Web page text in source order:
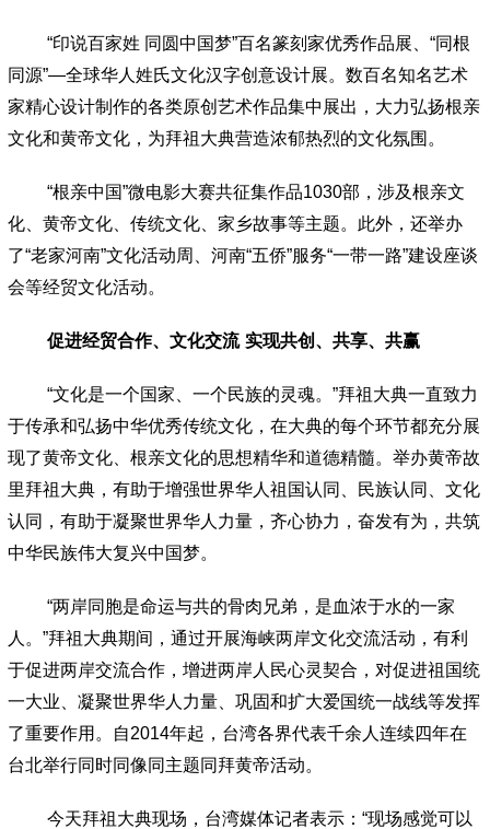
“印说百家姓 同圆中国梦”百名篆刻家优秀作品展、“同根
同源”—全球华人姓氏文化汉字创意设计展。数百名知名艺术
家精心设计制作的各类原创艺术作品集中展出，大力弘扬根亲
文化和黄帝文化，为拜祖大典营造浓郁热烈的文化氛围。
“根亲中国”微电影大赛共征集作品1030部，涉及根亲文
化、黄帝文化、传统文化、家乡故事等主题。此外，还举办
了“老家河南”文化活动周、河南“五侨”服务“一带一路”建设座谈
会等经贸文化活动。
促进经贸合作、文化交流 实现共创、共享、共赢
“文化是一个国家、一个民族的灵魂。”拜祖大典一直致力
于传承和弘扬中华优秀传统文化，在大典的每个环节都充分展
现了黄帝文化、根亲文化的思想精华和道德精髓。举办黄帝故
里拜祖大典，有助于增强世界华人祖国认同、民族认同、文化
认同，有助于凝聚世界华人力量，齐心协力，奋发有为，共筑
中华民族伟大复兴中国梦。
“两岸同胞是命运与共的骨肉兄弟，是血浓于水的一家
人。”拜祖大典期间，通过开展海峡两岸文化交流活动，有利
于促进两岸交流合作，增进两岸人民心灵契合， 对促进祖国统
一大业、凝聚世界华人力量、巩固和扩大爱国统一战线等发挥
了重要作用。自2014年起，台湾各界代表千余人连续四年在
台北举行同时同像同主题同拜黄帝活动。
今天拜祖大典现场，台湾媒体记者表示：“现场感觉可以